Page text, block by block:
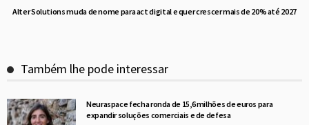
Alter Solutions muda de nome para act digital e quer crescer mais de 20% até 2027
Também lhe pode interessar
Neuraspace fecha ronda de 15,6 milhões de euros para
expandir soluções comerciais e de defesa